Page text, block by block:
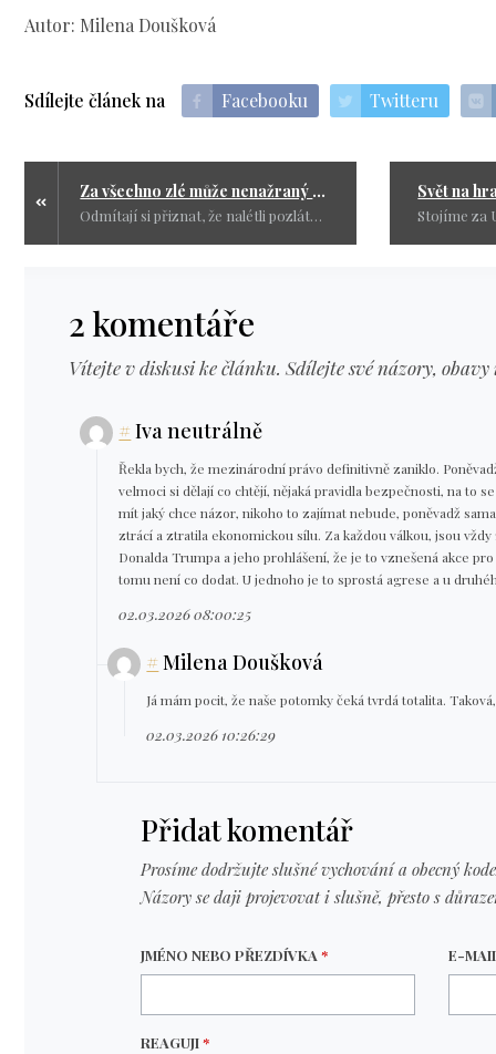
Autor: Milena Doušková
Sdílejte článek na Facebooku Twitteru
Za všechno zlé může nenažraný Západ
Odmítají si přiznat, že nalétli pozlátku ze Západu. Pozlátku bez skutečné ceny a bez morální hodnoty. Svět se točí dál, ale už nikdy nebude stejný.
2 komentáře
Vítejte v diskusi ke článku. Sdílejte své názory,
#Iva neutrálně
Řekla bych, že mezinárodní právo definitivně zaniklo.
velmoci si dělají co chtějí, nějaká pravidla bezpečnosti, na to
mít jaký chce názor, nikoho to zajímat nebude, poněvadž
ztrácí a ztratila ekonomickou sílu. Za každou válkou, jsou
Donalda Trumpa a jeho prohlášení, že je to vznešená akce
tomu není co dodat. U jednoho je to sprostá agrese a u
02.03.2026 08:00:25
#Milena Doušková
Já mám pocit, že naše potomky čeká tvrdá totalita.
02.03.2026 10:26:29
Přidat komentář
Prosíme dodržujte slušné vychování a obecný
Názory se daji projevovat i slušně, přesto s
JMÉNO NEBO PŘEZDÍVKA* E-
REAGUJI*